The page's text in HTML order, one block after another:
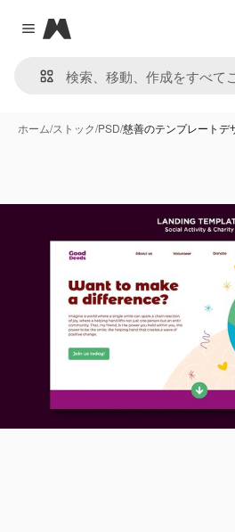
Close menu
Magnific
ホーム/ストック/PSD/慈善のテンプレートデ